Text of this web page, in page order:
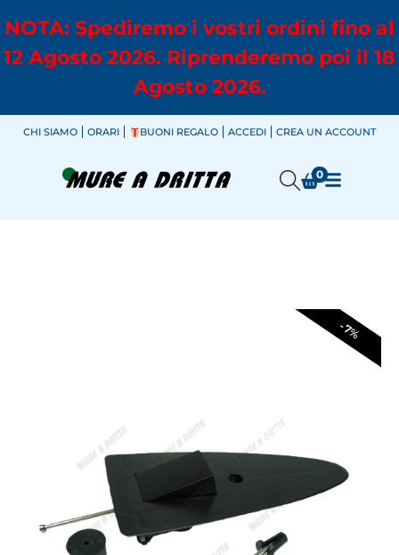
NOTA: Spediremo i vostri ordini fino al
12 Agosto 2026. Riprenderemo poi il 18
Agosto 2026.
CHI SIAMO ORARI BUONI REGALO ACCEDI CREA UN ACCOUNT
0
-7%